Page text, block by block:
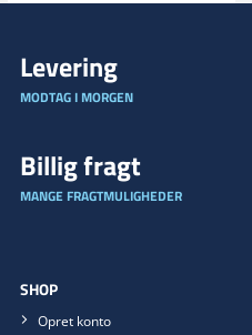
Levering
MODTAG I MORGEN
Billig fragt
MANGE FRAGTMULIGHEDER
SHOP
Opret konto